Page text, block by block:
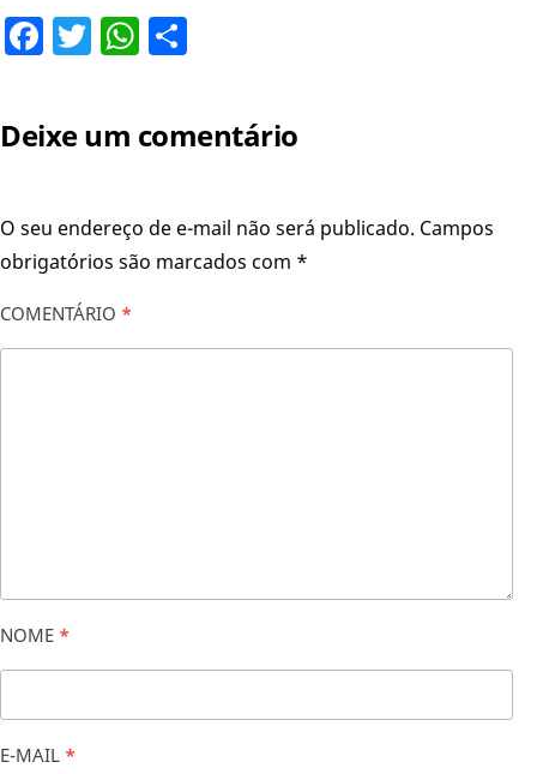
Facebook
TwitterWhatsApp
Deixe um comentário
O seu endereço de e-mail não será publicado. Campos
obrigatórios são marcados com *
COMENTÁRIO *
NOME *
E-MAIL *